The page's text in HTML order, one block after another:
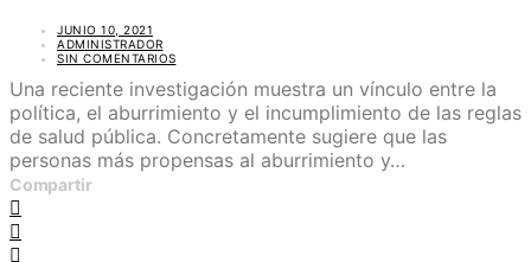
JUNIO 10, 2021
ADMINISTRADOR
SIN COMENTARIOS
Una reciente investigación muestra un vínculo entre la
política, el aburrimiento y el incumplimiento de las reglas
de salud pública. Concretamente sugiere que las
personas más propensas al aburrimiento y…
Compartir